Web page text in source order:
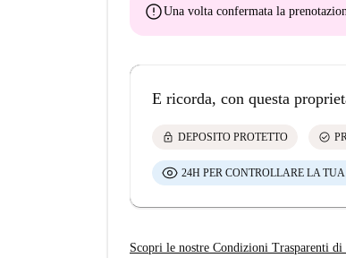
errorUna volta confermata la
E ricorda, con questa
lock DEPOSITO PROTETTO check_circle
24H PER CONTROLLARE LA
Scopri le nostre Condizioni Trasparenti di